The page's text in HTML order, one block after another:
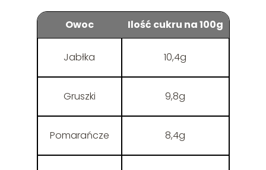
Owoc Ilość cukru na 100g
Jabłka 10,4g
Gruszki 9,8g
Pomarańcze 8,4g